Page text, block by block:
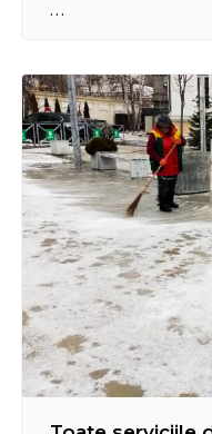
pe domeniul sportiv.
activităților cultural-
creionarea unei